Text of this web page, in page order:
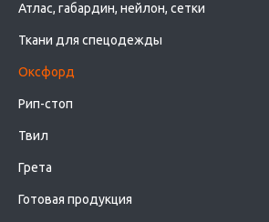
Атлас, габардин, нейлон, сетки
Ткани для спецодежды
Оксфорд
Рип-стоп
Твил
Грета
Готовая продукция